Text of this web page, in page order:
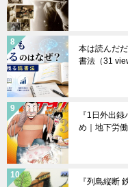
本は読んだ
書法 （31
『1日外出
め｜地下労
『列島縦断